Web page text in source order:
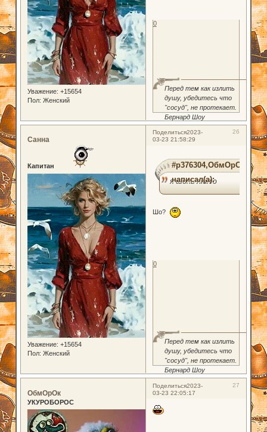
Уважение: +15654
Пол: Женский
Перед тем как излить
душу, убедитесь что
"сосуд", не протекает.
Бернард Шоу
0
Поделиться 26
2023-
03-23 21:58:29
Санна
Капитан
Уважение: +15654
Пол: Женский
#p376304,ОбмОрОк
написал(а):
я шопь люлю
Шо?
Перед тем как излить
душу, убедитесь что
"сосуд", не протекает.
Бернард Шоу
0
Поделиться 27
2023-
03-23 22:05:17
ОбмОрОк
УКУРОБОРОС